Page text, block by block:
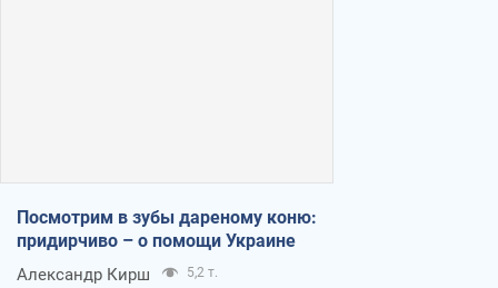
Посмотрим в зубы дареному коню:
придирчиво – о помощи Украине
Александр Кирш 5,2 т.